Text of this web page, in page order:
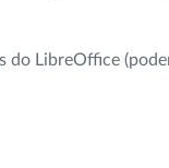
do LibreOffice